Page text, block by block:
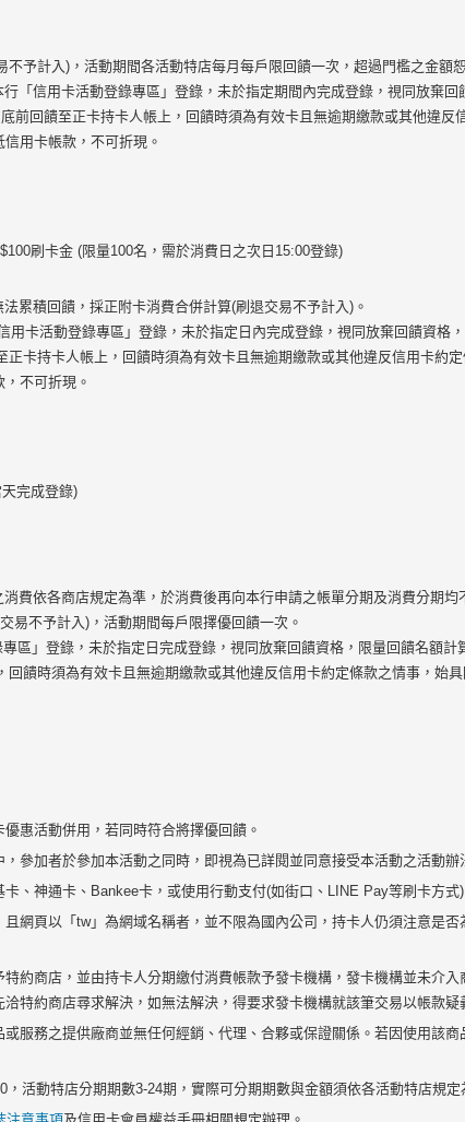
予計入)，活動期間各活動特店每月每戶限回饋一次，超過門檻之金額
「信用卡活動登錄專區」登錄，未於指定期間內完成登錄，視同放棄
前回饋至正卡持卡人帳上，回饋時須為有效卡且無逾期繳款或其他違反
用卡帳款，不可折現。
刷卡金 (限量100名，需於消費日之次日15:00登錄)
累積回饋，採正附卡消費合併計算(刷退交易不予計入)。
用卡活動登錄專區」登錄，未於指定日內完成登錄，視同放棄回饋資格
卡持卡人帳上，回饋時須為有效卡且無逾期繳款或其他違反信用卡約
不可折現。
完成登錄)
費依各商店規定為準，於消費後再向本行申請之帳單分期及消費分期
不予計入)，活動期間每戶限擇優回饋一次。
區」登錄，未於指定日完成登錄，視同放棄回饋資格，限量回饋名額計
饋時須為有效卡且無逾期繳款或其他違反信用卡約定條款之情事，始
惠活動併用，若同時符合將擇優回饋。
參加者於參加本活動之同時，即視為已詳閱並同意接受本活動之活動辦
、神通卡、Bankee卡，或使用行動支付(如街口、LINE Pay等刷卡方式)
網頁以「tw」為網域名稱者，並不限為國內公司，持卡人仍須注意是
約商店，並由持卡人分期繳付消費帳款予發卡機構，發卡機構並未介
特約商店尋求解決，如無法解決，得要求發卡機構就該筆交易以帳款疑
服務之提供廠商並無任何經銷、代理、合夥或保證關係。若因使用該
活動特店分期期數3-24期，實際可分期期數與金額須依各活動特店規定